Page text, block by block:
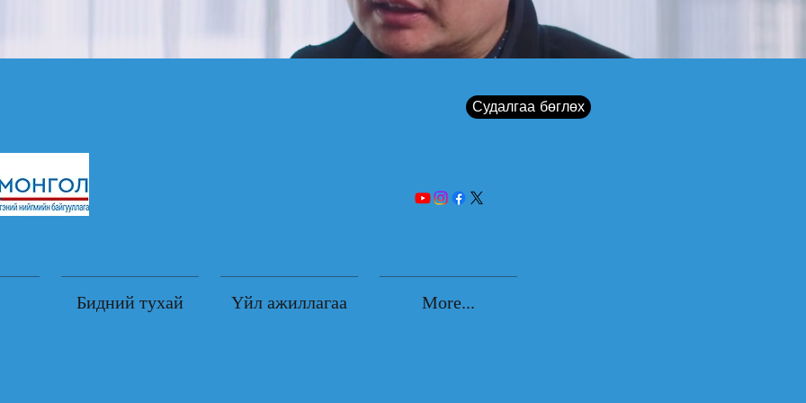
Судалгаа бөглөх
Бидний тухай Үйл ажиллагаа More...